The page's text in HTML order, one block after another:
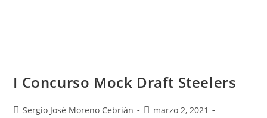
I Concurso Mock Draft Steelers
Sergio José Moreno Cebrián
marzo 2, 2021